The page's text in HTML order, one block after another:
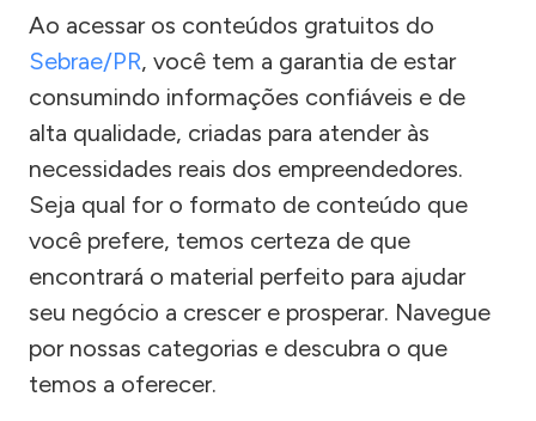
Ao acessar os conteúdos gratuitos do
Sebrae/PR, você tem a garantia de estar
consumindo informações confiáveis e de
alta qualidade, criadas para atender às
necessidades reais dos empreendedores.
Seja qual for o formato de conteúdo que
você prefere, temos certeza de que
encontrará o material perfeito para ajudar
seu negócio a crescer e prosperar. Navegue
por nossas categorias e descubra o que
temos a oferecer.